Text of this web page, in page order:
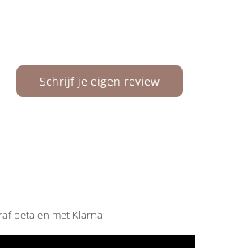
Schrijf je eigen review
betalen met Klarna